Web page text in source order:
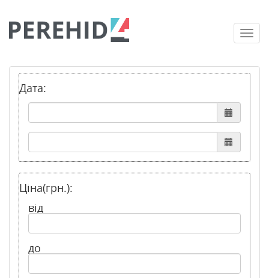
Дата:
Ціна(грн.):
від
до